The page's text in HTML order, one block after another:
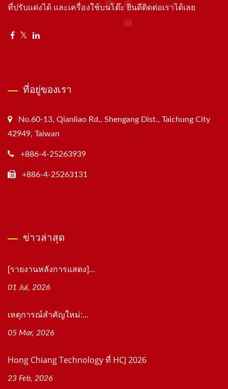
ที่ปรับแต่งได้ และเครื่องใช้บนโต๊ะ ยินดีติดต่อเราได้เลย
ที่อยู่ของเรา
No.60-13, Qianliao Rd., Shengang Dist., Taichung City
42949, Taiwan
+886-4-25263939
+886-4-25263131
ข่าวล่าสุด
[รายงานหลังการแสดง]...
01 Jul, 2026
เหตุการณ์สำคัญใหม่:...
05 Mar, 2026
Hong Chiang Technology ที่ HCJ 2026
23 Feb, 2026